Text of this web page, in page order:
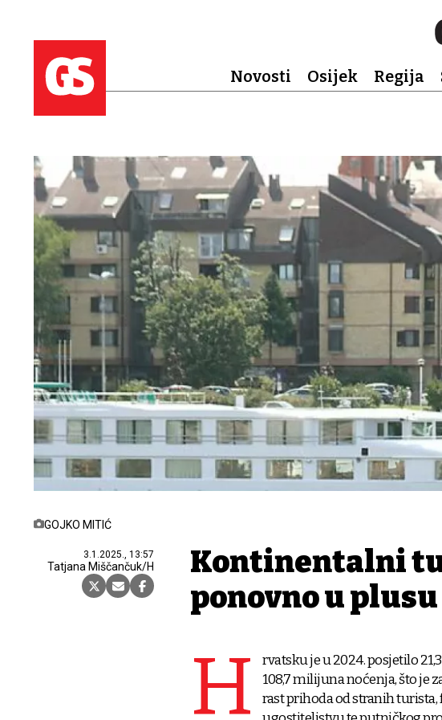
Novosti Osijek Regija
GOJKO MITIĆ
3.1.2025., 13:57
Tatjana Miščančuk/H
Kontinentalni
ponovno u plusu
H
rvatsku je u 2024. posjetilo
108,7 milijuna noćenja, što je
rast prihoda od stranih